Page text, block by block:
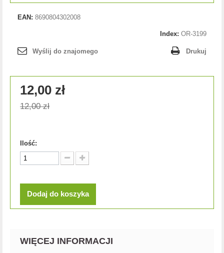
EAN: 8690804302008
Index: OR-3199
Wyślij do znajomego Drukuj
12,00 zł
12,00 zł
Ilość:
Dodaj do koszyka
WIĘCEJ INFORMACJI